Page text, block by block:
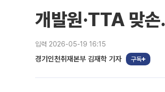
개발원·TTA 맞
입력 2026-05-19 16:15
경기인천취재본부 김재학 기자 구독